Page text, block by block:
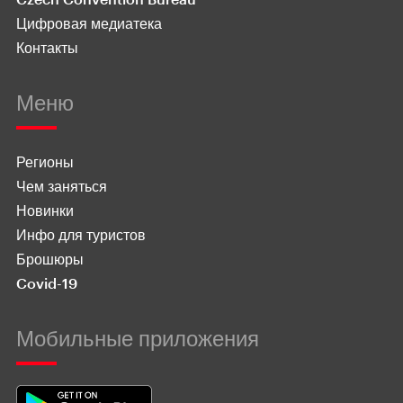
Цифровая медиатека
Контакты
Меню
Регионы
Чем заняться
Новинки
Инфо для туристов
Брошюры
Covid-19
Мобильные приложения